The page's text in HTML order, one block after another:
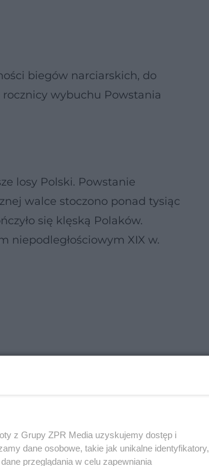
biegów narciarskich, do
wybuchu Powstania
losy Polski. Powstanie
walce stoczono ponad tysiąc
się klęską Polaków.
niepodległościowym XIX w.
Nie występuje w nim
z Grupy ZPR Media uzyskujemy dostęp i
dane osobowe, takie jak unikalne identyfikatory,
przeglądania w celu zapewniania